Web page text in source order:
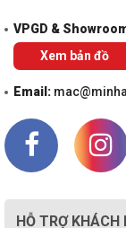
VPGD &
Xem bản đồ
Email:
HỖ TRỢ KHÁCH